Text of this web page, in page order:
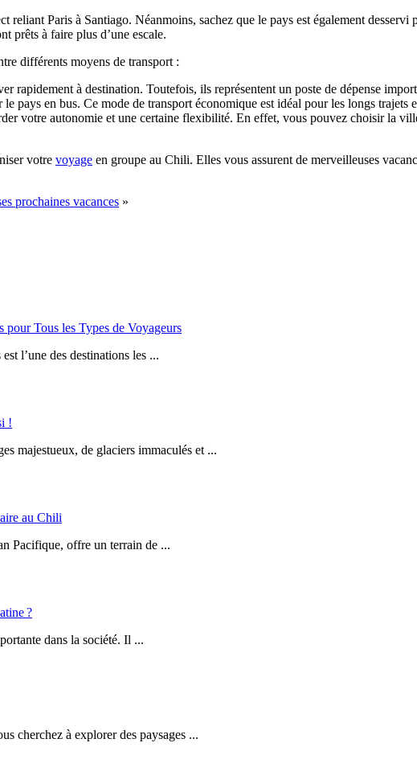
Paris à Santiago. Néanmoins, sachez que le pays est également desservi
prêts à faire plus d’une escale.
différents moyens de transport :
rapidement à destination. Toutefois, ils représentent un poste de dépense
pays en bus. Ce mode de transport économique est idéal pour les longs trajets
votre autonomie et une certaine flexibilité. En effet, vous pouvez choisir la
votre voyage en groupe au Chili. Elles vous assurent de merveilleuses
prochaines vacances »
Tous les Types de Voyageurs
l’une des destinations les ...
!
majestueux, de glaciers immaculés et ...
au Chili
Pacifique, offre un terrain de ...
?
dans la société. Il ...
cherchez à explorer des paysages ...